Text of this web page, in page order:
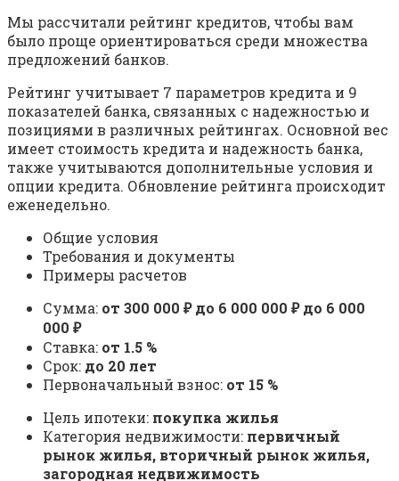
Мы рассчитали рейтинг кредитов, чтобы вам
было проще ориентироваться среди множества
предложений банков.
Рейтинг учитывает 7 параметров кредита и 9
показателей банка, связанных с надежностью и
позициями в различных рейтингах. Основной вес
имеет стоимость кредита и надежность банка,
также учитываются дополнительные условия и
опции кредита. Обновление рейтинга происходит
еженедельно.
Общие условия
Требования и документы
Примеры расчетов
Сумма: от 300 000 ₽ до 6 000 000 ₽ до 6 000
000 ₽
Ставка: от 1.5 %
Срок: до 20 лет
Первоначальный взнос: от 15 %
Цель ипотеки: покупка жилья
Категория недвижимости: первичный
рынок жилья, вторичный рынок жилья,
загородная недвижимость